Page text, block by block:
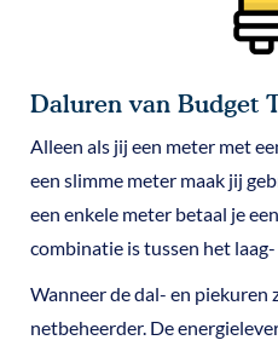
Daluren van Budget
Alleen als jij een meter met
een slimme meter maak jij
een enkele meter betaal je
combinatie is tussen het
Wanneer de dal- en piekuren
netbeheerder. De